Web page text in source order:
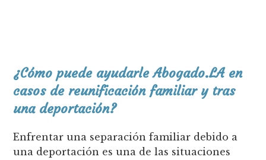
¿Cómo puede ayudarle Abogado.LA en
casos de reunificación familiar y tras
una deportación?
Enfrentar una separación familiar debido a
una deportación es una de las situaciones